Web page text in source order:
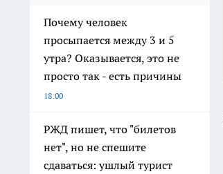
Почему человек
просыпается между 3 и 5
утра? Оказывается, это не
просто так - есть причины
18:00
РЖД пишет, что "билетов
нет", но не спешите
сдаваться: ушлый турист